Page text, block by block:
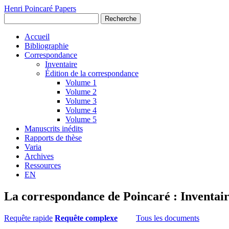
Henri Poincaré Papers
Recherche
Accueil
Bibliographie
Correspondance
Inventaire
Édition de la correspondance
Volume 1
Volume 2
Volume 3
Volume 4
Volume 5
Manuscrits inédits
Rapports de thèse
Varia
Archives
Ressources
EN
La correspondance de Poincaré :
Requête rapide Requête complexe Tous les documents